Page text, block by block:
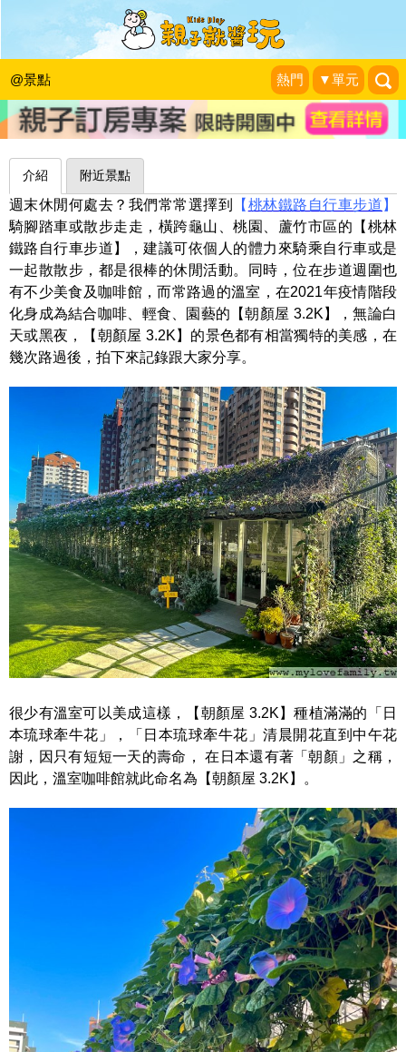
@景點 熱門 ▼單元
僅只一天的笑顏，綠意滿滿溫室咖啡館
～桃園朝顏屋3.2K
my Love Family|2021-09-11
介紹 附近景點
週末休閒何處去？我們常常選擇到 【 桃林鐵路自行車步道 】
騎腳踏車或散步走走，橫跨龜山、桃園、蘆竹市區的【桃林
鐵路自行車步道】，建議可依個人的體力來騎乘自行車或是
一起散散步，都是很棒的休閒活動。同時，位在步道週圍也
有不少美食及咖啡館，而常路過的溫室，在2021年疫情階段
化身成為結合咖啡、輕食、園藝的【朝顏屋 3.2K】，無論白
天或黑夜，【朝顏屋 3.2K】的景色都有相當獨特的美感，在
幾次路過後，拍下來記錄跟大家分享。
很少有溫室可以美成這樣，【朝顏屋 3.2K】種植滿滿的「日
本琉球牽牛花」，「日本琉球牽牛花」清晨開花直到中午花
謝，因只有短短一天的壽命， 在日本還有著「朝顏」之稱，
因此，溫室咖啡館就此命名為【朝顏屋 3.2K】。